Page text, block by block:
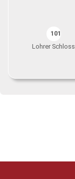
101
Lohrer Schloss